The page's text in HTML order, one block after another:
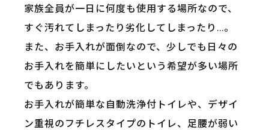
家族全員が一日に何度も使用する場所なので、
すぐ汚れてしまったり劣化してしまったり…。
また、お手入れが面倒なので、少しでも日々の
お手入れを簡単にしたいという希望が多い場所
でもあります。
お手入れが簡単な自動洗浄付トイレや、デザイ
ン重視のフチレスタイプのトイレ、足腰が弱い